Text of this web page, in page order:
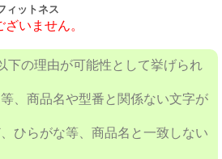
ィットネス
いません。
下の理由が可能性として挙げられ
、商品名や型番と関係ない文字が
ひらがな等、商品名と一致しない